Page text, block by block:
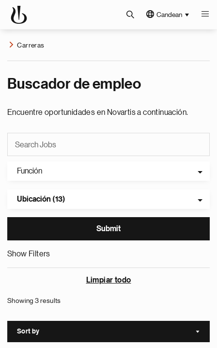
Candean
Carreras
Buscador de empleo
Encuentre oportunidades en Novartis a continuación.
Función
Ubicación (13)
Show Filters
Limpiar todo
Showing 3 results
Sort by Sort